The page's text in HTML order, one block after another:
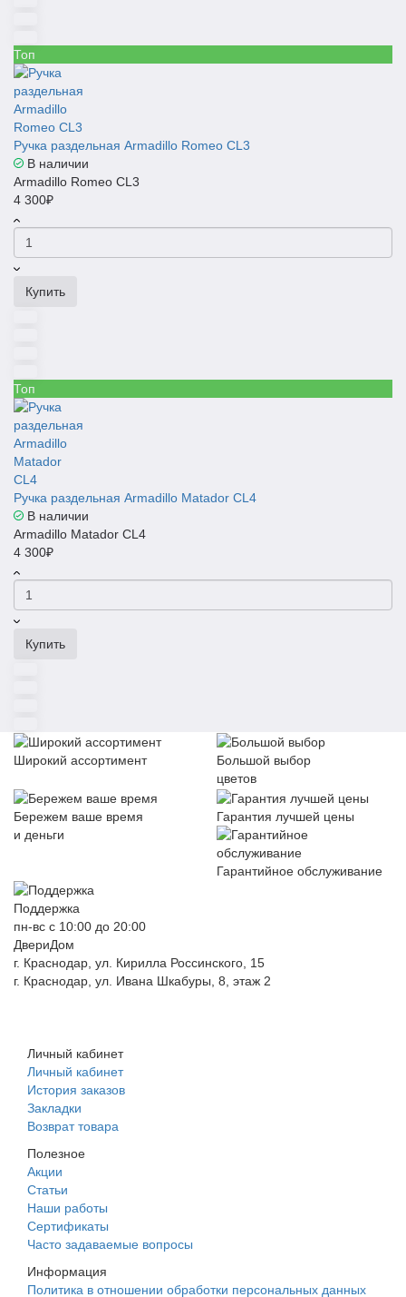
Топ
Ручка раздельная Armadillo Romeo CL3
В наличии
Armadillo Romeo CL3
4 300₽
Купить
Топ
Ручка раздельная Armadillo Matador CL4
В наличии
Armadillo Matador CL4
4 300₽
Купить
Широкий ассортимент
Большой выбор
цветов
Бережем ваше время
и деньги
Гарантия лучшей цены
Гарантийное обслуживание
Поддержка
пн-вс с 10:00 до 20:00
ДвериДом
г. Краснодар, ул. Кирилла Россинского, 15
г. Краснодар, ул. Ивана Шкабуры, 8, этаж 2
Личный кабинет
Личный кабинет
История заказов
Закладки
Возврат товара
Полезное
Акции
Статьи
Наши работы
Сертификаты
Часто задаваемые вопросы
Информация
Политика в отношении обработки персональных данных